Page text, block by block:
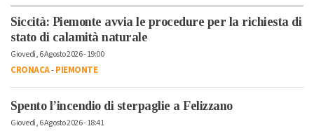
Siccità: Piemonte avvia le procedure per la richiesta di
stato di calamità naturale
Giovedì, 6 Agosto 2026 - 19:00
CRONACA-PIEMONTE
Spento l’incendio di sterpaglie a Felizzano
Giovedì, 6 Agosto 2026 - 18:41